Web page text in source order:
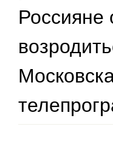
Россияне